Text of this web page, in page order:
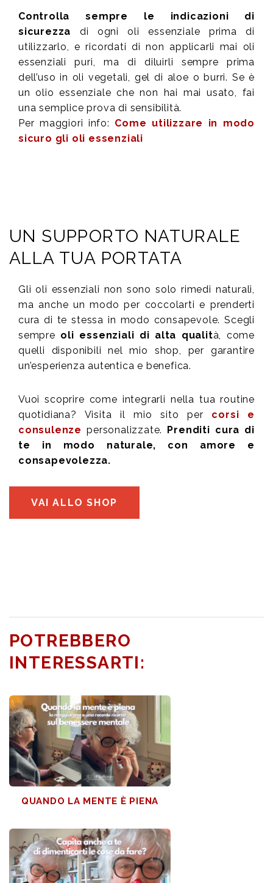
Controlla sempre le indicazioni di
sicurezza di ogni oli essenziale prima di
utilizzarlo, e ricordati di non applicarli mai oli
essenziali puri, ma di diluirli sempre prima
dell’uso in oli vegetali, gel di aloe o burri. Se è
un olio essenziale che non hai mai usato, fai
una semplice prova di sensibilità.
Per maggiori info: Come utilizzare in modo
sicuro gli oli essenziali
UN SUPPORTO NATURALE
ALLA TUA PORTATA
Gli oli essenziali non sono solo rimedi naturali,
ma anche un modo per coccolarti e prenderti
cura di te stessa in modo consapevole. Scegli
sempre oli essenziali di alta qualità, come
quelli disponibili nel mio shop, per garantire
un’esperienza autentica e benefica.
Vuoi scoprire come integrarli nella tua routine
quotidiana? Visita il mio sito per corsi e
consulenze personalizzate. Prenditi cura di
te in modo naturale, con amore e
consapevolezza.
VAI ALLO SHOP
POTREBBERO
INTERESSARTI:
QUANDO LA MENTE È PIENA